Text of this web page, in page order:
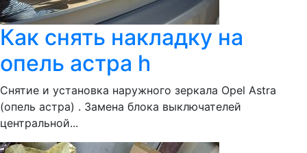
Как снять накладку на
опель астра h
Снятие и установка наружного зеркала Opel Astra
(опель астра) . Замена блока выключателей
центральной...